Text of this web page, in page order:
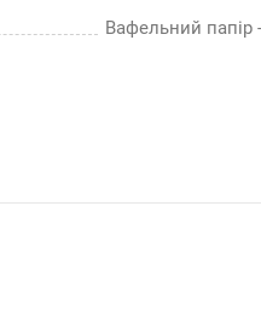
Вафельний папір